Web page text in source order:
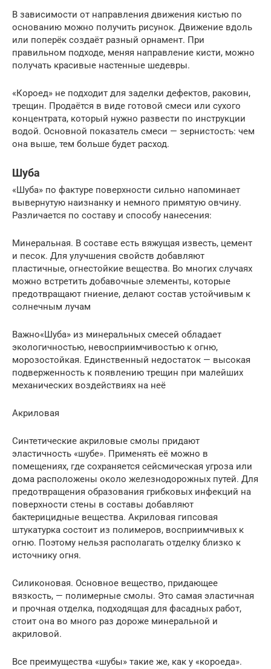
В зависимости от направления движения кистью по
основанию можно получить рисунок. Движение вдоль
или поперёк создаёт разный орнамент. При
правильном подходе, меняя направление кисти, можно
получать красивые настенные шедевры.
«Короед» не подходит для заделки дефектов, раковин,
трещин. Продаётся в виде готовой смеси или сухого
концентрата, который нужно развести по инструкции
водой. Основной показатель смеси — зернистость: чем
она выше, тем больше будет расход.
Шуба
«Шуба» по фактуре поверхности сильно напоминает
вывернутую наизнанку и немного примятую овчину.
Различается по составу и способу нанесения:
Минеральная. В составе есть вяжущая известь, цемент
и песок. Для улучшения свойств добавляют
пластичные, огнестойкие вещества. Во многих случаях
можно встретить добавочные элементы, которые
предотвращают гниение, делают состав устойчивым к
солнечным лучам
Важно«Шуба» из минеральных смесей обладает
экологичностью, невосприимчивостью к огню,
морозостойкая. Единственный недостаток — высокая
подверженность к появлению трещин при малейших
механических воздействиях на неё
Акриловая
Синтетические акриловые смолы придают
эластичность «шубе». Применять её можно в
помещениях, где сохраняется сейсмическая угроза или
дома расположены около железнодорожных путей. Для
предотвращения образования грибковых инфекций на
поверхности стены в составы добавляют
бактерицидные вещества. Акриловая гипсовая
штукатурка состоит из полимеров, восприимчивых к
огню. Поэтому нельзя располагать отделку близко к
источнику огня.
Силиконовая. Основное вещество, придающее
вязкость, — полимерные смолы. Это самая эластичная
и прочная отделка, подходящая для фасадных работ,
стоит она во много раз дороже минеральной и
акриловой.
Все преимущества «шубы» такие же, как у «короеда».